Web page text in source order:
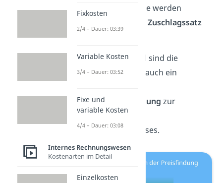
werden können. Sie werden
Zuschlagssatz
Dementsprechend sind die
Handlungskosten auch ein
Kalkulationsrechnung zur
Bestimmung des
Nettoverkaufspreises.
Fixkosten
2/4 – Dauer: 03:39
Variable Kosten
3/4 – Dauer: 03:52
Fixe und
variable Kosten
4/4 – Dauer: 03:08
Internes Rechnungswesen
Kostenarten im Detail
Einzelkosten